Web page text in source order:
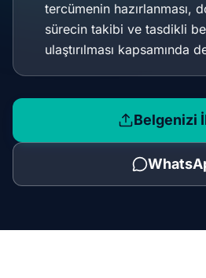
tercümenin hazırlanması,
sürecin takibi ve tasdikli
ulaştırılması kapsamında
Belgenizi